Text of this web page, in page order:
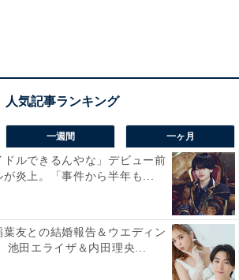
一週間 一ヶ月
ドルできるんやな」デビュー前
が炎上。「事件から半年も...
友との結婚報告＆ウエディン
池田エライザ＆内田理央...